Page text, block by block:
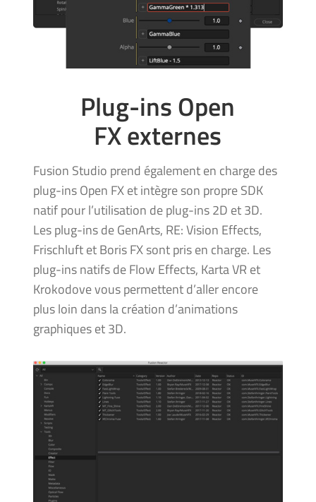
Plug-ins Open
FX externes
Fusion Studio prend également en charge des
plug-ins Open FX et intègre son propre SDK
natif pour l’utilisation de plug-ins 2D et 3D.
Les plug-ins de GenArts, RE: Vision Effects,
Frischluft et Boris FX sont pris en charge. Les
plug-ins natifs de Flow Effects, Karta VR et
Krokodove vous permettent d’aller encore
plus loin dans la création d’animations
graphiques et 3D.